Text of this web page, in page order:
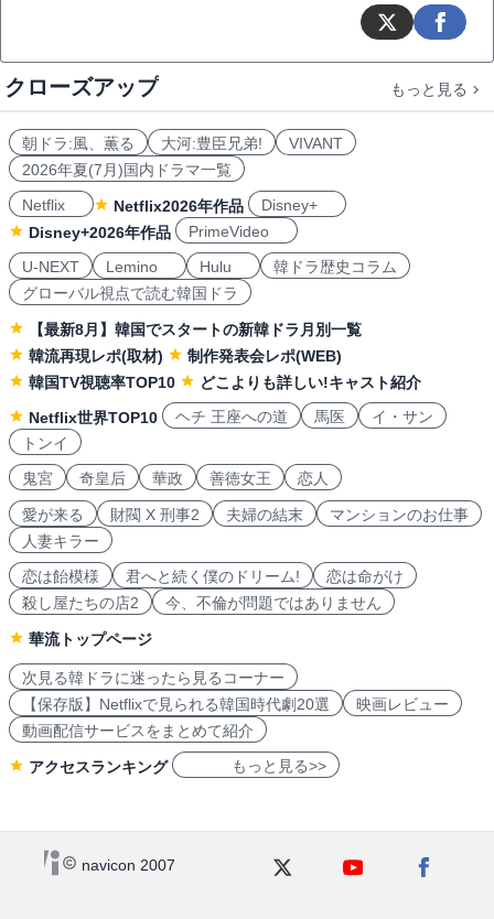
クローズアップ もっと見る
朝ドラ:風、薫る 大河:豊臣兄弟!
VIVANT
2026年夏(7月)国内ドラマ一覧
Netflix
Netflix2026年作品
Disney+
Disney+2026年作品
PrimeVideo
U-NEXT
Lemino Hulu
韓ドラ歴史コラム
グローバル視点で読む韓国ドラ
【最新8月】韓国でスタートの新韓ドラ月別一覧
韓流再現レポ(取材)
制作発表会レポ(WEB)
韓国TV視聴率TOP10
どこよりも詳しい!キャスト紹介
Netflix世界TOP10
ヘチ 王座への道 馬医
イ・サン
トンイ
鬼宮
奇皇后 華政 善徳女王 恋人
愛が来る 財閥 X 刑事2 夫婦の結末
マンションのお仕事
人妻キラー
恋は飴模様
君へと続く僕のドリーム!
恋は命がけ
殺し屋たちの店2
今、不倫が問題ではありません
華流トップページ
次見る韓ドラに迷ったら見るコーナー
【保存版】Netflixで見られる韓国時代劇20選
映画レビュー
動画配信サービスをまとめて紹介
アクセスランキング もっと見る>>
navicon 2007